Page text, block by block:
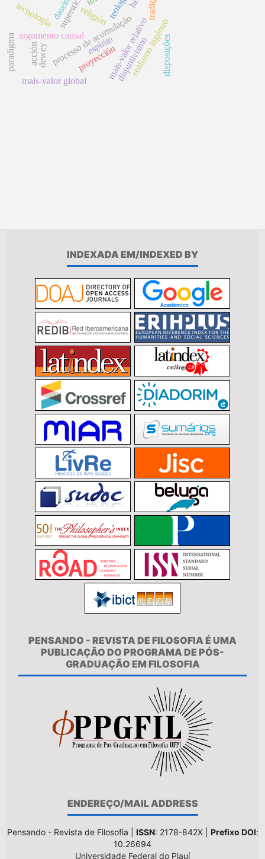
argumento causal
proyección
processo de acumulação
mais-valor global
mais-valor relativo
disjuntivismo
religión
realismo ingênuo
tecnología
dewey espirito
dasein
disposições
acción
paradigma
INDEXADA EM/INDEXED BY
PENSANDO - REVISTA DE FILOSOFIA É UMA
PUBLICAÇÃO DO PROGRAMA DE PÓS-
GRADUAÇÃO EM FILOSOFIA
ENDEREÇO/MAIL ADDRESS
Pensando - Revista de Filosofia | ISSN: 2178-842X | Prefixo DOI:
10.26694
Universidade Federal do Piauí